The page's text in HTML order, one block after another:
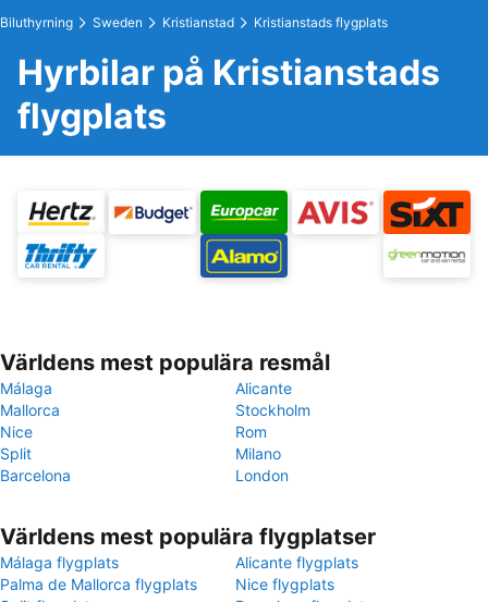
Biluthyrning Sweden Kristianstad Kristianstads flygplats
Hyrbilar på Kristianstads
flygplats
Världens mest populära resmål
Málaga
Alicante
Mallorca
Stockholm
Nice
Rom
Split
Milano
Barcelona
London
Världens mest populära flygplatser
Málaga flygplats
Alicante flygplats
Palma de Mallorca flygplats
Nice flygplats